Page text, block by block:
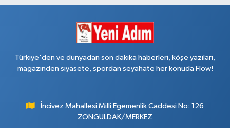
Türkiye'den ve dünyadan son dakika haberleri, köşe yazıları,
magazinden siyasete, spordan seyahate her konuda Flow!
İncivez Mahallesi Milli Egemenlik Caddesi No: 126
ZONGULDAK/MERKEZ